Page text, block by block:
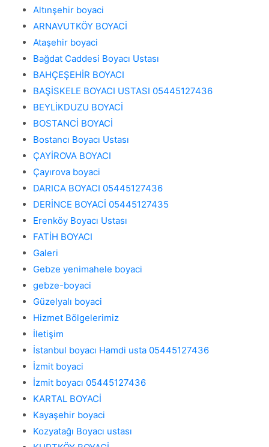
Altınşehir boyaci
ARNAVUTKÖY BOYACİ
Ataşehir boyaci
Bağdat Caddesi Boyacı Ustası
BAHÇEŞEHİR BOYACI
BAŞİSKELE BOYACI USTASI 05445127436
BEYLİKDUZU BOYACİ
BOSTANCİ BOYACİ
Bostancı Boyacı Ustası
ÇAYİROVA BOYACI
Çayırova boyaci
DARICA BOYACI 05445127436
DERİNCE BOYACİ 05445127435
Erenköy Boyacı Ustası
FATİH BOYACI
Galeri
Gebze yenimahele boyaci
gebze-boyaci
Güzelyalı boyaci
Hizmet Bölgelerimiz
İletişim
İstanbul boyacı Hamdi usta 05445127436
İzmit boyaci
İzmit boyacı 05445127436
KARTAL BOYACİ
Kayaşehir boyaci
Kozyatağı Boyacı ustası